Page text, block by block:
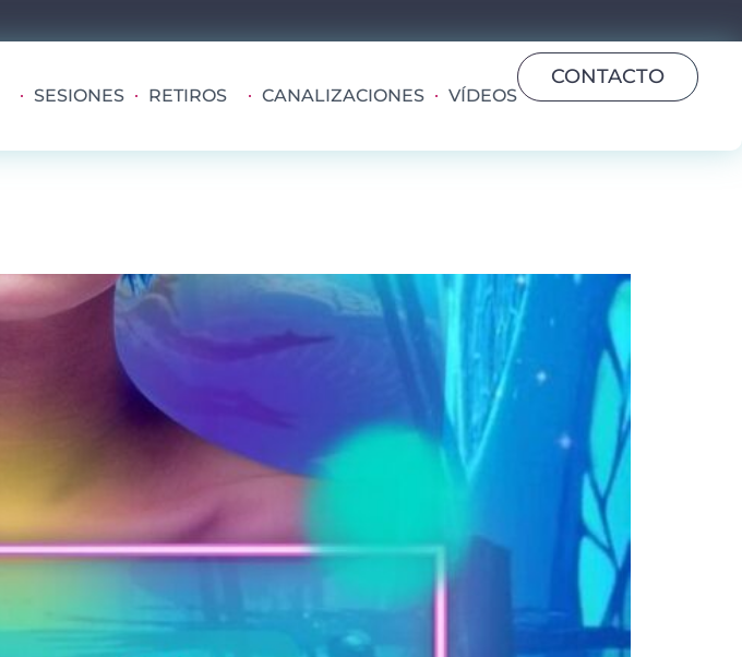
SESIONES RETIROS CANALIZACIONES VÍDEOS
CONTACTO